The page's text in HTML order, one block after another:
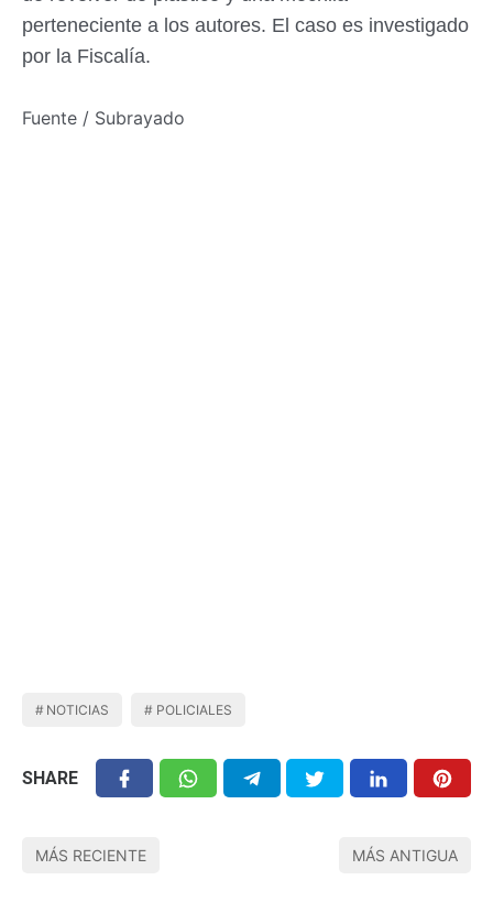
perteneciente a los autores. El caso es investigado
por la Fiscalía.
Fuente / Subrayado
NOTICIAS POLICIALES
SHARE
MÁS RECIENTE MÁS ANTIGUA